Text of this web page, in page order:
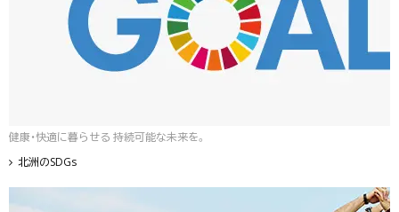
健康・快適に暮らせる 持続可能な未来を。
北洲のSDGs